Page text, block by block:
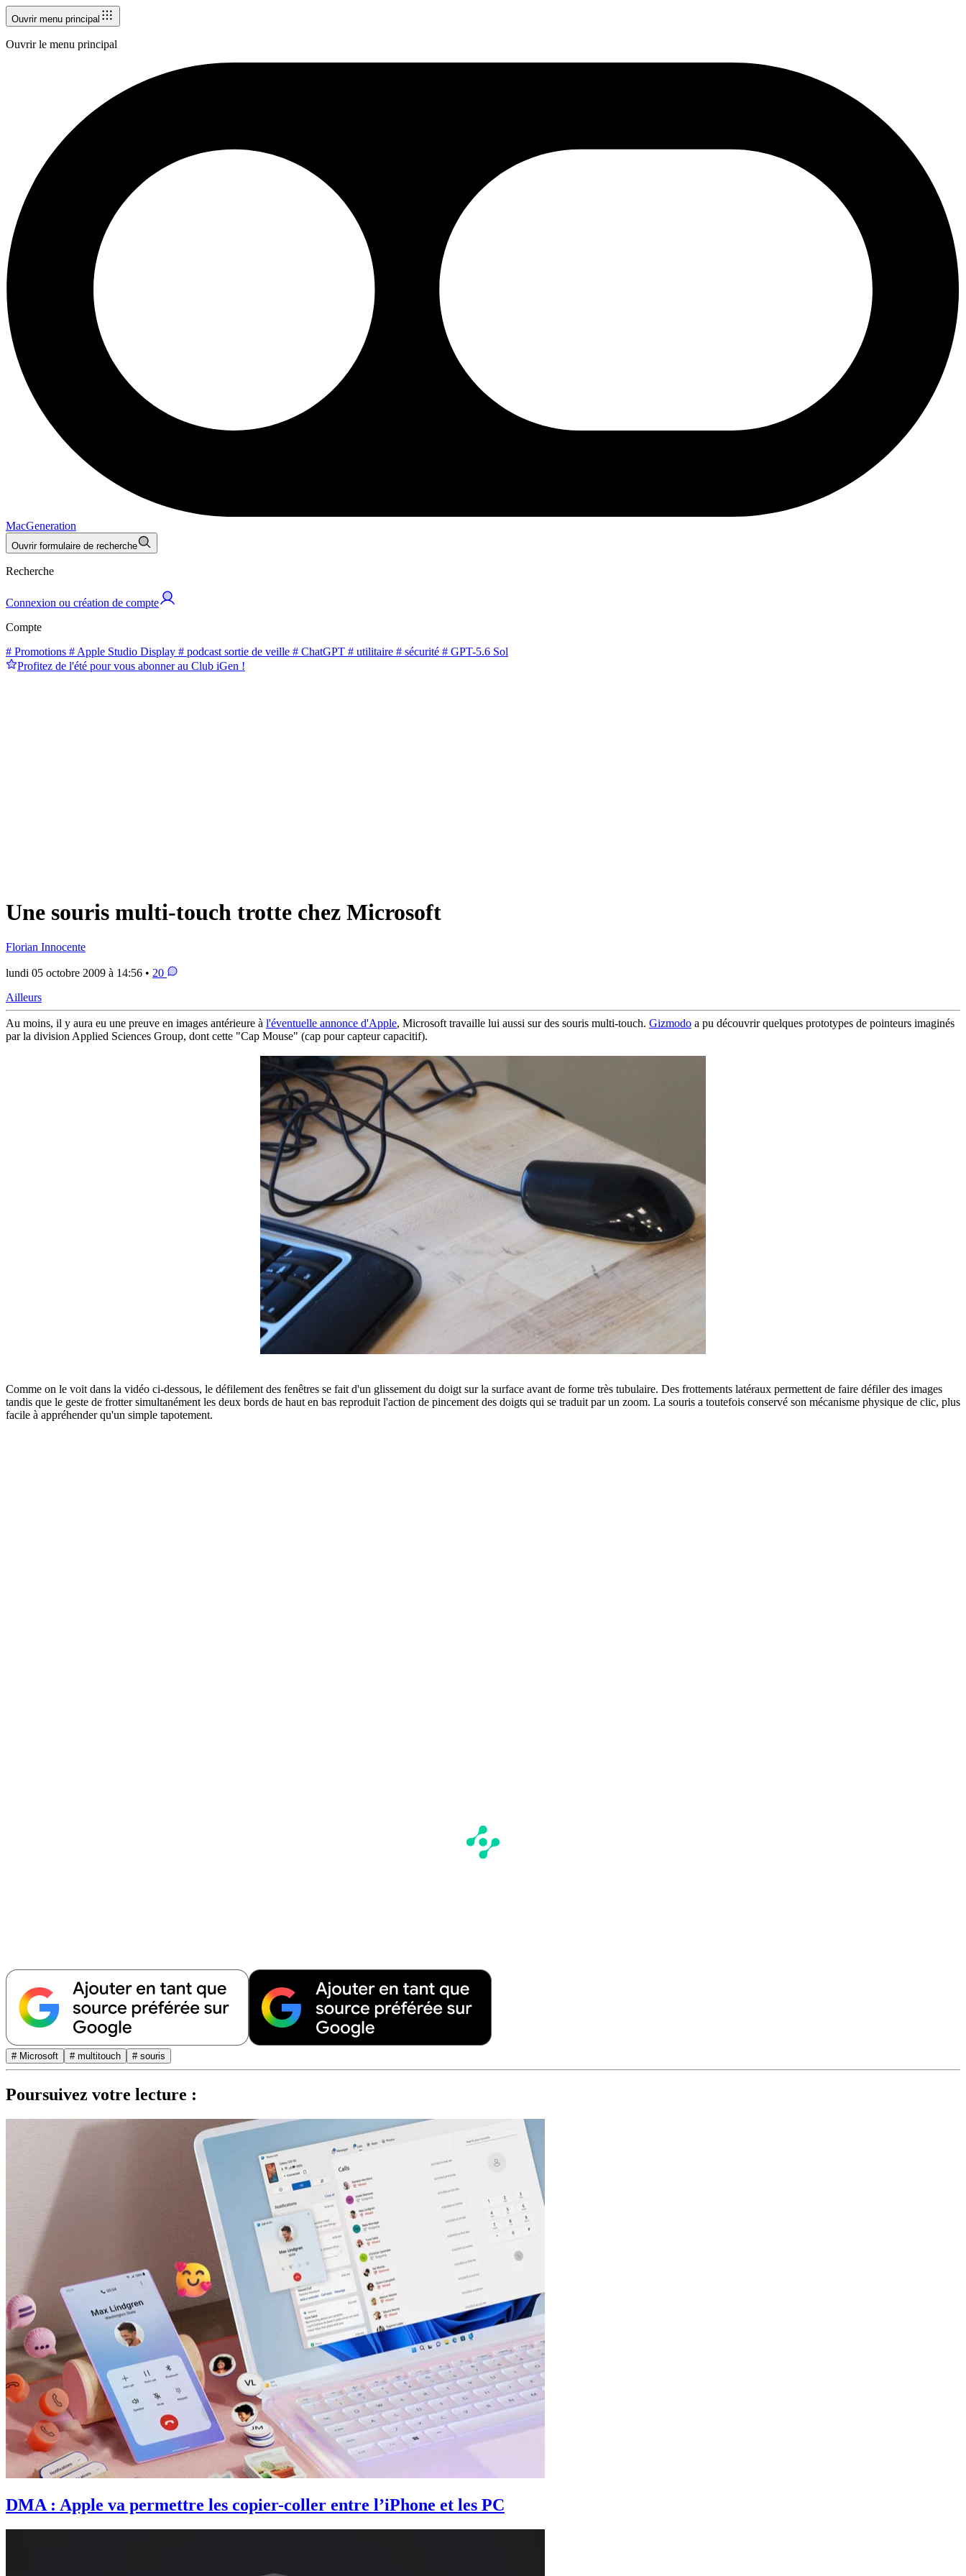
Ouvrir menu principal
Ouvrir le menu principal
MacGeneration
Ouvrir formulaire de recherche
Recherche
Connexion ou création de compte
Compte
# Promotions # Apple Studio Display # podcast sortie de veille # ChatGPT # utilitaire # sécurité # GPT-5.6 Sol
Profitez de l'été pour vous abonner au Club iGen !
Une souris multi-touch trotte chez Microsoft
Florian Innocente
lundi 05 octobre 2009 à 14:56 • 20
Ailleurs
Au moins, il y aura eu une preuve en images antérieure à l'éventuelle annonce d'Apple, Microsoft travaille lui aussi sur des souris multi-touch. Gizmodo a pu découvrir quelques prototypes de pointeurs imaginés
par la division Applied Sciences Group, dont cette "Cap Mouse" (cap pour capteur capacitif).
Comme on le voit dans la vidéo ci-dessous, le défilement des fenêtres se fait d'un glissement du doigt sur la surface avant de forme très tubulaire. Des frottements latéraux permettent de faire défiler des images
tandis que le geste de frotter simultanément les deux bords de haut en bas reproduit l'action de pincement des doigts qui se traduit par un zoom. La souris a toutefois conservé son mécanisme physique de clic, plus
facile à appréhender qu'un simple tapotement.
# Microsoft # multitouch # souris
Poursuivez votre lecture :
DMA : Apple va permettre les copier-coller entre l’iPhone et les PC